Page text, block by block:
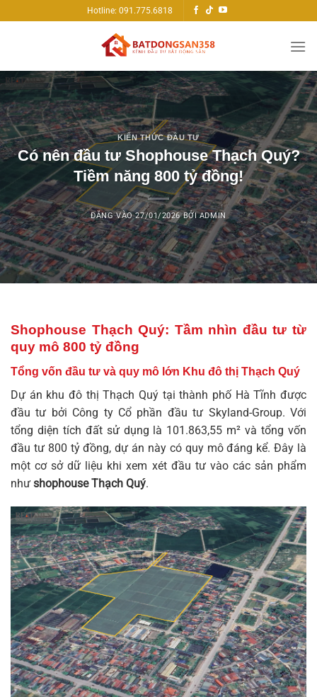
qua
Hotline: 091.775.6818
KIẾN THỨC ĐẦU TƯ
Có nên đầu tư Shophouse Thạch Quý?
Tiềm năng 800 tỷ đồng!
ĐĂNG VÀO27/01/2026 BỞIADMIN
Shophouse Thạch Quý: Tầm nhìn đầu tư từ
quy mô 800 tỷ đồng
Tổng vốn đầu tư và quy mô lớn Khu đô thị Thạch Quý
Dự án khu đô thị Thạch Quý tại thành phố Hà Tĩnh được
đầu tư bởi Công ty Cổ phần đầu tư Skyland-Group. Với
tổng diện tích đất sử dụng là 101.863,55 m² và tổng vốn
đầu tư 800 tỷ đồng, dự án này có quy mô đáng kể. Đây là
một cơ sở dữ liệu khi xem xét đầu tư vào các sản phẩm
như shophouse Thạch Quý.